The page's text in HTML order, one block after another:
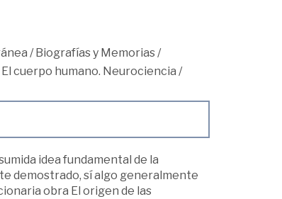
/ Biografías y Memorias/
cuerpo humano. Neurociencia /
idea fundamental de la
demostrado, sí algo generalmente
obra El origen de las